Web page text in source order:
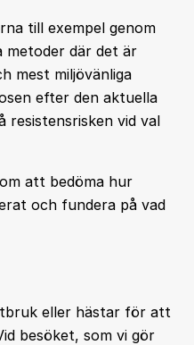
till exempel genom
metoder där det är
mest miljövänliga
efter den aktuella
resistensrisken vid val
att bedöma hur
och fundera på vad
eller hästar för att
besöket, som vi gör